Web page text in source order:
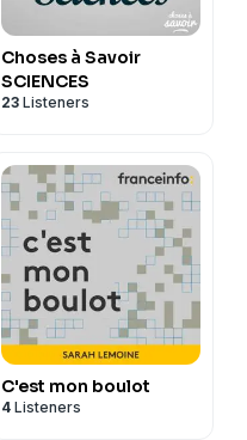
Choses à Savoir
SCIENCES
23 Listeners
C'est mon boulot
4 Listeners